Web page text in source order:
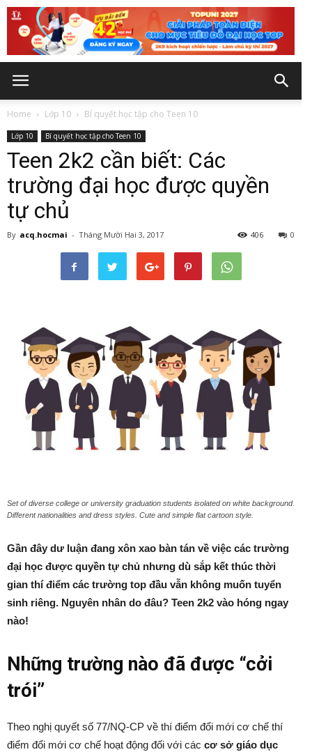
Home Lớp 10 Bí quyết học tập cho Teen 10
Lớp 10 Bí quyết học tập cho Teen 10
Teen 2k2 cần biết: Các
trường đại học được quyền
tự chủ
By acq.hocmai - Tháng Mười Hai 3, 2017 0
406
Set of diverse college or university graduation students isolated on white background.
Different nationalities and dress styles. Cute and simple flat cartoon style.
Gần đây dư luận đang xôn xao bàn tán về việc các trường
đại học được quyền tự chủ nhưng dù sắp kết thúc thời
gian thí điểm các trường top đầu vẫn không muốn tuyển
sinh riêng. Nguyên nhân do đâu? Teen 2k2 vào hóng ngay
nào!
Những trường nào đã được “cởi
trói”
Theo nghị quyết số 77/NQ-CP về thí điểm đổi mới cơ chế thí
điểm đổi mới cơ chế hoạt động đối với các cơ sở giáo dục